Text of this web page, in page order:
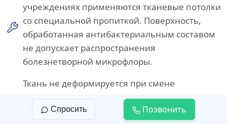
учреждениях применяются тканевые потолки
со специальной пропиткой. Поверхность,
обработанная антибактериальным составом
не допускает распространения
болезнетворной микрофлоры.
Ткань не деформируется при смене
температурного режима, поэтому
комбинированные текстильные конструкции
Спросить Позвонить